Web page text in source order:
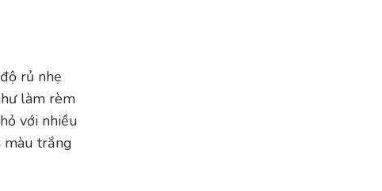
rủ nhẹ
làm rèm
với nhiều
màu trắng